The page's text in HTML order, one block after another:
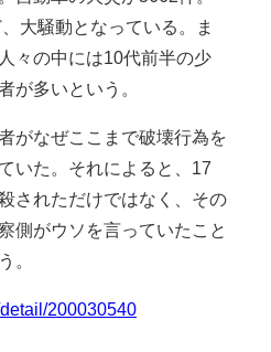
大騒動となっている。ま
々の中には10代前半の少
が多いという。
がなぜここまで破壊行為を
いた。それによると、17
されただけではなく、その
側がウソを言っていたこと
。
200030540